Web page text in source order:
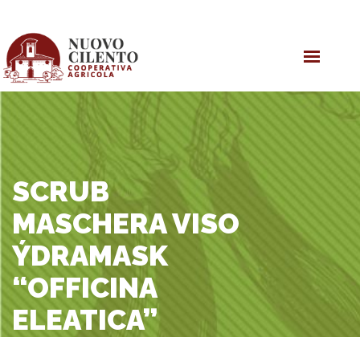
OLIO EVO
PRODOTTI
COOPERATIVA
SCRUB
MASCHERA VISO
ÝDRAMASK
“OFFICINA
ELEATICA”